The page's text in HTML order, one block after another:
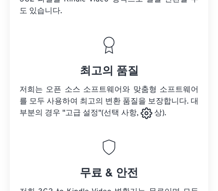
도 있습니다.
최고의 품질
저희는 오픈 소스 소프트웨어와 맞춤형 소프트웨어
를 모두 사용하여 최고의 변환 품질을 보장합니다. 대
부분의 경우 "고급 설정"(선택 사항,
상).
무료 & 안전